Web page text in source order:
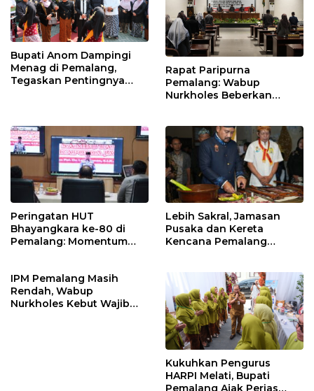
Bupati Anom Dampingi
Menag di Pemalang,
Tegaskan Pentingnya
Rapat Paripurna
Pemalang: Wabup
Nurkholes Beberkan
Peringatan HUT
Bhayangkara ke-80 di
Pemalang: Momentum
Lebih Sakral, Jamasan
Pusaka dan Kereta
Kencana Pemalang
IPM Pemalang Masih
Rendah, Wabup
Nurkholes Kebut Wajib
Kukuhkan Pengurus
HARPI Melati, Bupati
Pemalang Ajak Perias